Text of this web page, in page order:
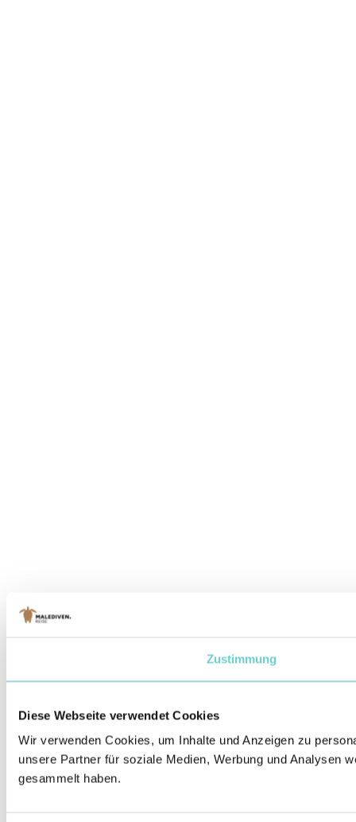
Zustimmung
Diese Webseite verwendet Cookies
Wir verwenden Cookies, um Inhalte und Anzeigen zu
unsere Partner für soziale Medien, Werbung und Analysen
gesammelt haben.